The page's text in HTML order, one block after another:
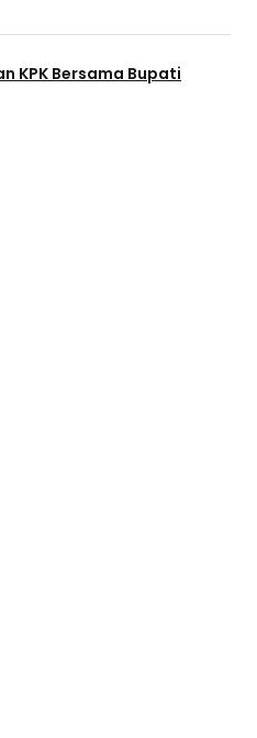
KPK Bersama Bupati